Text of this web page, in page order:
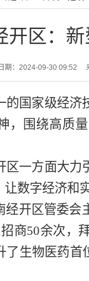
开区：
期：2024-09-30 09:52
的国家级经
，围绕高质
区一方面大
数字经济和
经开区管委会
商50余次，
了生物医药